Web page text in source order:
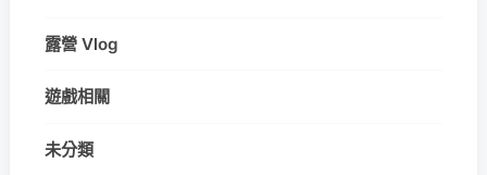
露營 Vlog
遊戲相關
未分類